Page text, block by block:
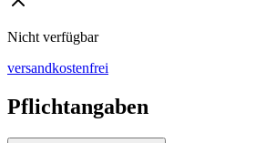
Nicht verfügbar
versandkostenfrei
Pflichtangaben